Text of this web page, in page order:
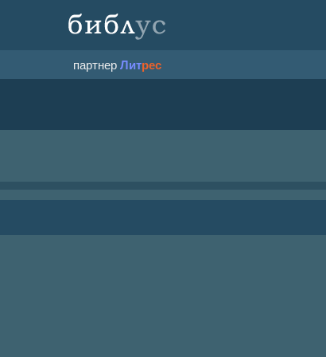
партнерЛитрес